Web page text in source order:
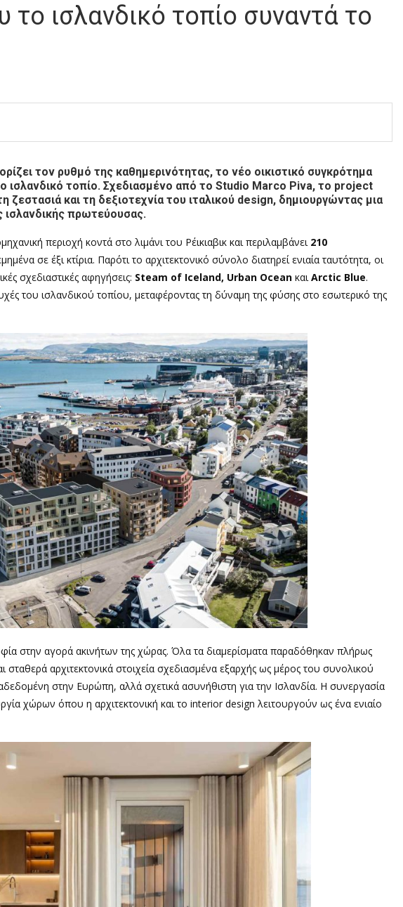
το ισλανδικό τοπίο συναντά το
τον ρυθμό της καθημερινότητας, το νέο οικιστικό συγκρότημα
ισλανδικό τοπίο. Σχεδιασμένο από το Studio Marco Piva, το project
ζεστασιά και τη δεξιοτεχνία του ιταλικού design, δημιουργώντας μια
ισλανδικής πρωτεύουσας.
περιοχή κοντά στο λιμάνι του Ρέικιαβικ και περιλαμβάνει 210
σε έξι κτίρια. Παρότι το αρχιτεκτονικό σύνολο διατηρεί ενιαία ταυτότητα, οι
σχεδιαστικές αφηγήσεις: Steam of Iceland, Urban Ocean και Arctic Blue.
του ισλανδικού τοπίου, μεταφέροντας τη δύναμη της φύσης στο εσωτερικό της
στην αγορά ακινήτων της χώρας. Όλα τα διαμερίσματα παραδόθηκαν πλήρως
σταθερά αρχιτεκτονικά στοιχεία σχεδιασμένα εξαρχής ως μέρος του συνολικού
στην Ευρώπη, αλλά σχετικά ασυνήθιστη για την Ισλανδία. Η συνεργασία
χώρων όπου η αρχιτεκτονική και το interior design λειτουργούν ως ένα ενιαίο